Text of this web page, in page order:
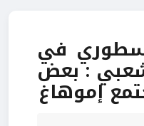
في
: بعض
إموهاغ